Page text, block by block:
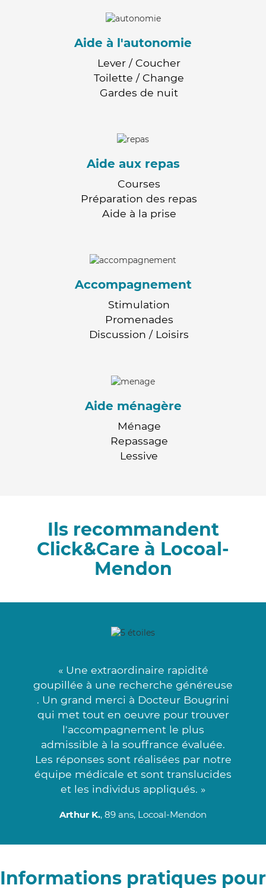
Aide à l'autonomie
Lever / Coucher
Toilette / Change
Gardes de nuit
Aide aux repas
Courses
Préparation des repas
Aide à la prise
Accompagnement
Stimulation
Promenades
Discussion / Loisirs
Aide ménagère
Ménage
Repassage
Lessive
Ils recommandent
Click&Care à Locoal-
Mendon
« Une extraordinaire rapidité
goupillée à une recherche généreuse
. Un grand merci à Docteur Bougrini
qui met tout en oeuvre pour trouver
l'accompagnement le plus
admissible à la souffrance évaluée.
Les réponses sont réalisées par notre
équipe médicale et sont translucides
et les individus appliqués. »
Arthur K., 89 ans, Locoal-Mendon
Informations pratiques pour